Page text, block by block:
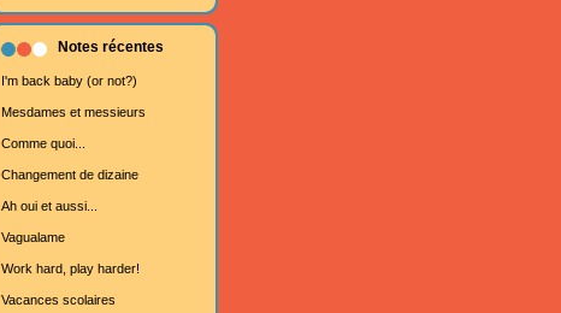
Notes récentes
I'm back baby (or not?)
Mesdames et messieurs
Comme quoi...
Changement de dizaine
Ah oui et aussi...
Vagualame
Work hard, play harder!
Vacances scolaires